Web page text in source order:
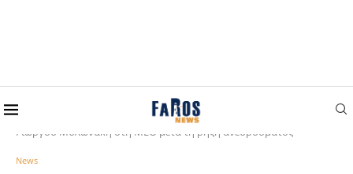
Home
Σταθερή η μέχρι τώρα πορεία του
Γιώργου Μυλωνάκη στη ΜΕΘ μετά τη ρήξη ανευρύσματος
News